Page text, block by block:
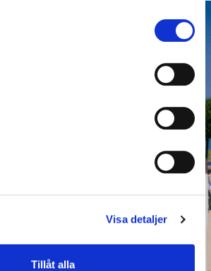
Visa detaljer
Tillåt alla